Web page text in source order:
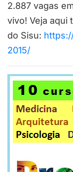
2.887 vagas
vivo! Veja aqui
do Sisu:
2015/